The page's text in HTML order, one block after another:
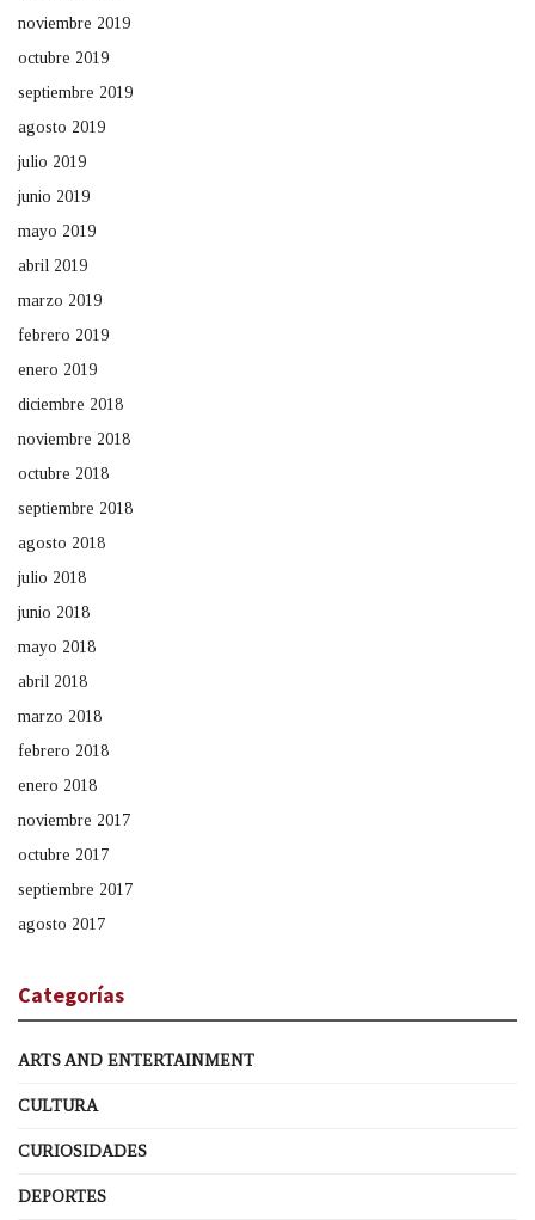
noviembre 2019
octubre 2019
septiembre 2019
agosto 2019
julio 2019
junio 2019
mayo 2019
abril 2019
marzo 2019
febrero 2019
enero 2019
diciembre 2018
noviembre 2018
octubre 2018
septiembre 2018
agosto 2018
julio 2018
junio 2018
mayo 2018
abril 2018
marzo 2018
febrero 2018
enero 2018
noviembre 2017
octubre 2017
septiembre 2017
agosto 2017
Categorías
ARTS AND ENTERTAINMENT
CULTURA
CURIOSIDADES
DEPORTES